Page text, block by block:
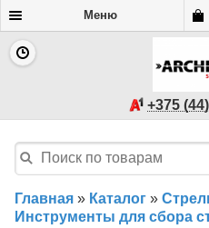
Меню
+375
Главная » Каталог »
Инструменты для сбора